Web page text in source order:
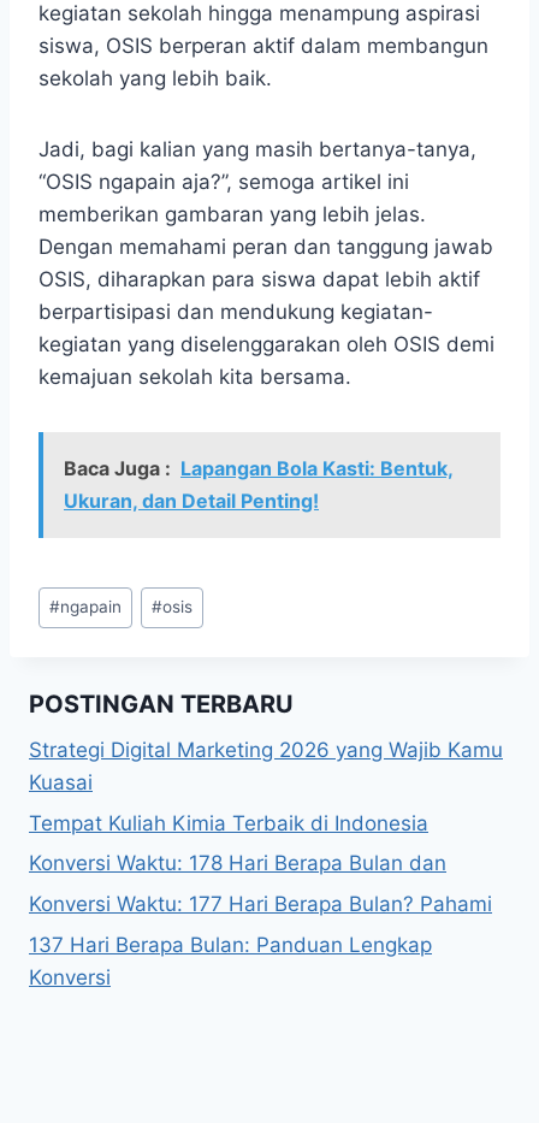
kegiatan sekolah hingga menampung aspirasi
siswa, OSIS berperan aktif dalam membangun
sekolah yang lebih baik.
Jadi, bagi kalian yang masih bertanya-tanya,
“OSIS ngapain aja?”, semoga artikel ini
memberikan gambaran yang lebih jelas.
Dengan memahami peran dan tanggung jawab
OSIS, diharapkan para siswa dapat lebih aktif
berpartisipasi dan mendukung kegiatan-
kegiatan yang diselenggarakan oleh OSIS demi
kemajuan sekolah kita bersama.
Baca Juga : Lapangan Bola Kasti: Bentuk,
Ukuran, dan Detail Penting!
Post
Tags:
#ngapain #osis
POSTINGAN TERBARU
Strategi Digital Marketing 2026 yang Wajib Kamu
Kuasai
Tempat Kuliah Kimia Terbaik di Indonesia
Konversi Waktu: 178 Hari Berapa Bulan dan
Konversi Waktu: 177 Hari Berapa Bulan? Pahami
137 Hari Berapa Bulan: Panduan Lengkap
Konversi